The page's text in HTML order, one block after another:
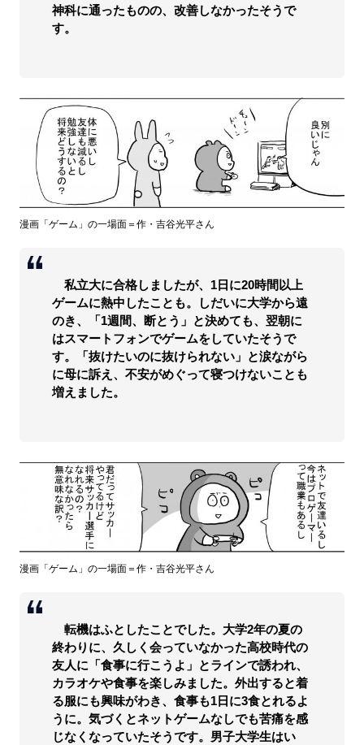
神科に通ったものの、改善しなかったそうで
す。
漫画「ゲーム」の一場面＝作・吉谷光平さん
私立大に合格しましたが、1日に20時間以上
ゲームに熱中したことも。しだいに大学から遠
のき、「1週間、断とう」と決めても、翌朝に
はスマートフォンでゲームをしていたそうで
す。「抜けたいのに抜けられない」と涙ながら
に母に訴え、不安がめぐって寝つけないことも
増えました。
漫画「ゲーム」の一場面＝作・吉谷光平さん
転機はふとしたことでした。大学2年の夏の
終わりに、久しく会っていなかった高校時代の
友人に「食事に行こうよ」とラインで誘われ、
カラオケや食事を楽しみました。外出すると着
る服にも興味がわき、食事も1日に3食とれるよ
うに。気づくとネットゲームなしでも苦痛を感
じなくなっていたそうです。男子大学生はい